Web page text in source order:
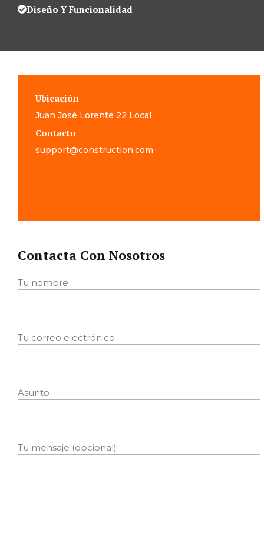
Diseño Y Funcionalidad
Ubicación
Juan José Lorente 22 Local
Contacto
support@construction.com
Contacta Con Nosotros
Tu nombre
Tu correo electrónico
Asunto
Tu mensaje (opcional)